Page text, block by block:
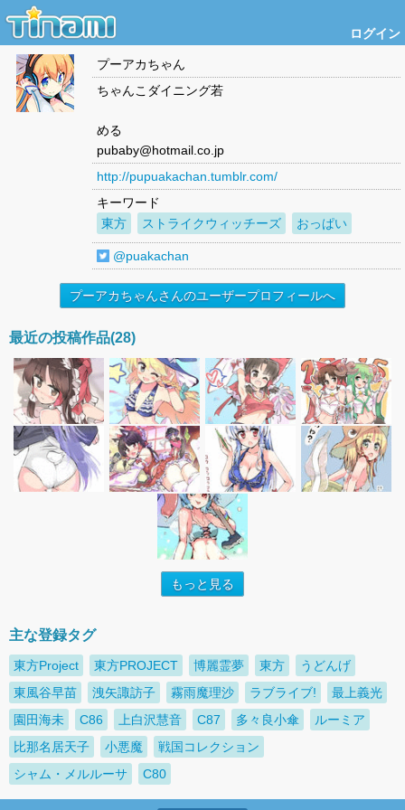
ログイン
プーアカちゃん
ちゃんこダイニング若
める
pubaby@hotmail.co.jp
http://pupuakachan.tumblr.com/
キーワード
東方
ストライクウィッチーズ おっぱい
@puakachan
プーアカちゃんさんのユーザープロフィールへ
最近の投稿作品(28)
もっと見る
主な登録タグ
東方Project 東方PROJECT 博麗霊夢 東方
うどんげ
東風谷早苗
洩矢諏訪子 霧雨魔理沙 ラブライブ!
最上義光
園田海未
C86 上白沢慧音‎ C87 多々良小傘
ルーミア
比那名居天子
小悪魔
戦国コレクション
シャム・メルルーサ
C80